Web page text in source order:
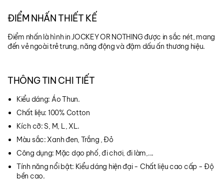
ĐIỂM NHẤN THIẾT KẾ
Điểm nhấn là hình in JOCKEY OR NOTHING được in sắc nét, mang
đến vẻ ngoài trẻ trung, năng động và đậm dấu ấn thương hiệu.
THÔNG TIN CHI TIẾT
Kiểu dáng: Áo Thun.
Chất liệu: 100% Cotton
Kích cỡ: S, M, L, XL.
Màu sắc: Xanh đen, Trắng , Đỏ
Công dụng: Mặc dạo phố, đi chơi, đi làm,...
Tính năng nổi bật: Kiểu dáng hiện đại - Chất liệu cao cấp - Độ
bền cao.